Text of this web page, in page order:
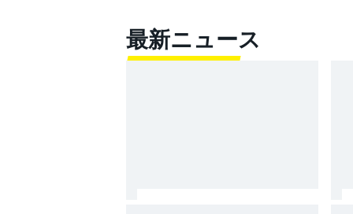
最新ニュース